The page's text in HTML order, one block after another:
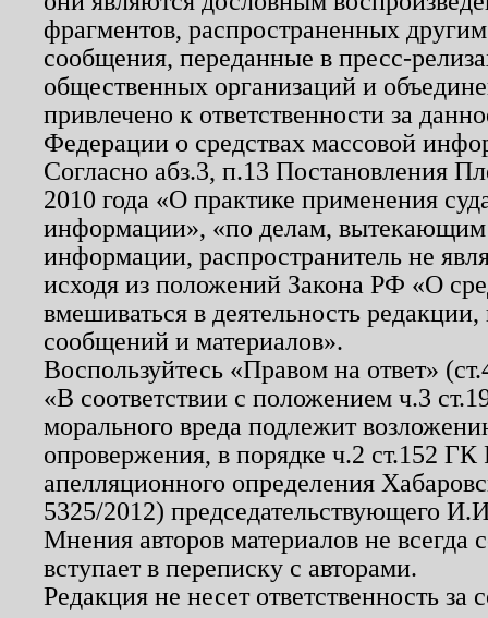
фрагментов, распространенных
сообщения, переданные в пресс-
общественных организаций и
привлечено к ответственности за
Федерации о средствах массовой
Согласно абз.3, п.13 Постановления
2010 года «О практике применения
информации», «по делам, вытекающим
информации, распространитель не
исходя из положений Закона РФ «О
вмешиваться в деятельность
сообщений и материалов».
Воспользуйтесь «Правом на ответ»
«В соответствии с положением ч.3
морального вреда подлежит
опровержения, в порядке ч.2 ст.152
апелляционного определения
5325/2012) председательствующего
Мнения авторов материалов не
вступает в переписку с авторами.
Редакция не несет ответственность